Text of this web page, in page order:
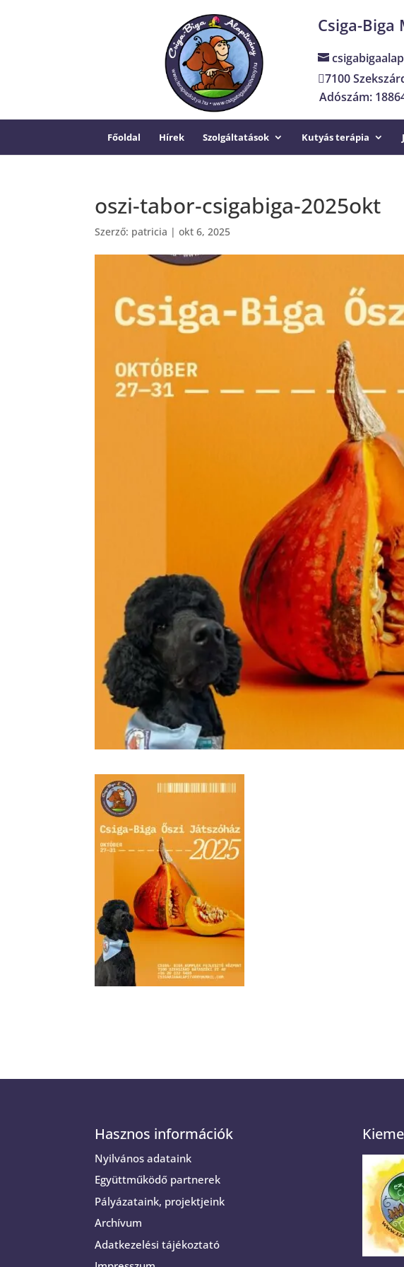
Csiga-
7100
Adószám:
Főoldal Hírek Szolgáltatások Kutyás terápia
oszi-tabor-csigabiga-2025okt
Szerző: patricia |okt 6, 2025
Hasznos információk
Nyilvános adataink
Együttműködő partnerek
Pályázataink, projektjeink
Archívum
Adatkezelési tájékoztató